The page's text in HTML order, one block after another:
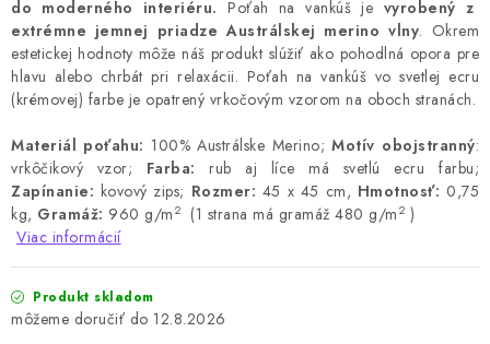
do moderného interiéru. Poťah na vankúš je vyrobený z
extrémne jemnej priadze Austrálskej merino vlny. Okrem
estetickej hodnoty môže náš produkt slúžiť ako pohodlná opora pre
hlavu alebo chrbát pri relaxácii. Poťah na vankúš vo svetlej ecru
(krémovej) farbe je opatrený vrkočovým vzorom na oboch stranách.
Materiál poťahu: 100% Austrálske Merino; Motív obojstranný:
vrkôčikový vzor;
Farba: rub aj líce má svetlú ecru farbu;
Zapínanie: kovový zips; Rozmer: 45 x 45 cm, Hmotnosť: 0,75
kg, Gramáž: 960 g/m 2 (1 strana má gramáž 480 g/m 2 )
Viac informácií
Produkt skladom
12.8.2026